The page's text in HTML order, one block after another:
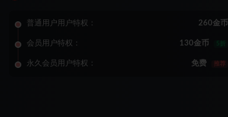
普通用户用户特权： 260金币
会员用户特权： 130金币 5折
永久会员用户特权： 免费 推荐